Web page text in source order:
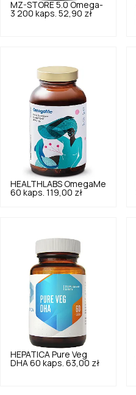
MZ-STORE 5.0 Omega-
3 200 kaps. 52,90 zł
HEALTHLABS OmegaMe
60 kaps. 119,00 zł
HEPATICA Pure Veg
DHA 60 kaps. 63,00 zł